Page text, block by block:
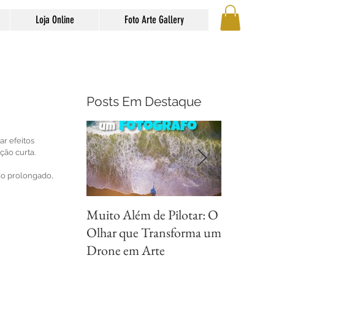
Loja Online Foto Arte Gallery
efeitos
curta.
prolongado,
Posts Em Destaque
Muito Além de Pilotar: O
Olhar que Transforma um
Drone em Arte